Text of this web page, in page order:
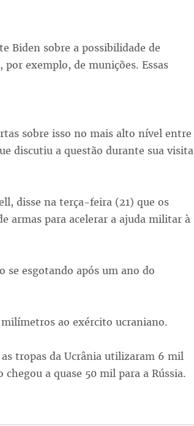
Biden sobre a possibilidade de
exemplo, de munições. Essas
sobre isso no mais alto nível entre
discutiu a questão durante sua visita
disse na terça-feira (21) que os
armas para acelerar a ajuda militar à
se esgotando após um ano do
ao exército ucraniano.
tropas da Ucrânia utilizaram 6 mil
a quase 50 mil para a Rússia.